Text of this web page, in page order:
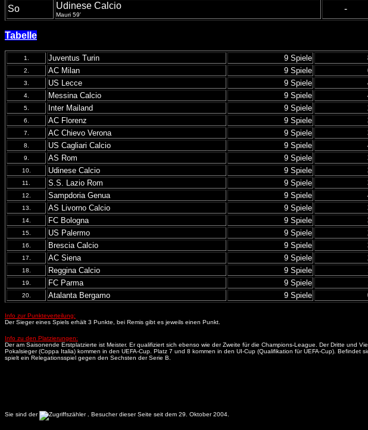
So Udinese Calcio
Mauri 59'
-
Tabelle
1. Juventus Turin 9 Spiele
2. AC Milan 9 Spiele
3. US Lecce 9 Spiele
4. Messina Calcio 9 Spiele
5. Inter Mailand 9 Spiele
6. AC Florenz 9 Spiele
7. AC Chievo Verona 9 Spiele
8. US Cagliari Calcio 9 Spiele
9. AS Rom 9 Spiele
10. Udinese Calcio 9 Spiele
11. S.S. Lazio Rom 9 Spiele
12. Sampdoria Genua 9 Spiele
13. AS Livorno Calcio 9 Spiele
14. FC Bologna 9 Spiele
15. US Palermo 9 Spiele
16. Brescia Calcio 9 Spiele
17. AC Siena 9 Spiele
18. Reggina Calcio 9 Spiele
19. FC Parma 9 Spiele
20. Atalanta Bergamo 9 Spiele
Info zur Punkteverteilung:
Der Sieger eines Spiels erhält 3 Punkte, bei Remis gibt es jeweils einen Punkt.
Info zu den Platzierungen:
Der am Saisonende Erstplatzierte ist Meister. Er qualifiziert sich ebenso wie der Zweite für die Champions-League. Der Dritte und
Pokalsieger (Coppa Italia) kommen in den UEFA-Cup. Platz 7 und 8 kommen in den UI-Cup (Qualifikation für UEFA-Cup).
spielt ein Relegationsspiel gegen den Sechsten der Serie B.
Sie sind der . Besucher dieser Seite seit dem 29. Oktober 2004.